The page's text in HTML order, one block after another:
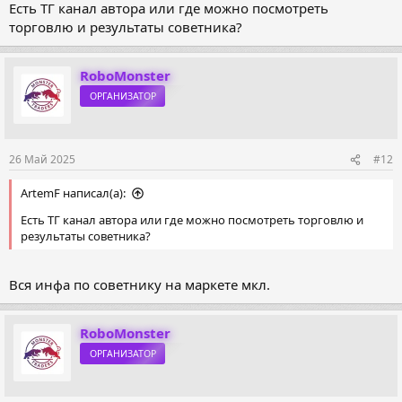
Есть ТГ канал автора или где можно посмотреть
торговлю и результаты советника?
RoboMonster
ОРГАНИЗАТОР
26 Май 2025 #12
ArtemF написал(а):
Есть ТГ канал автора или где можно посмотреть торговлю и
результаты советника?
Вся инфа по советнику на маркете мкл.
RoboMonster
ОРГАНИЗАТОР